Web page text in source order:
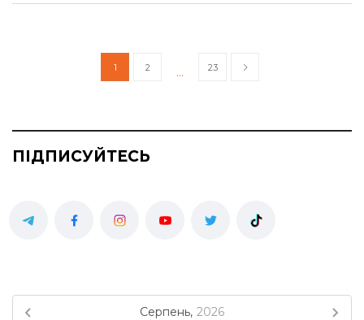
1 2 … 23
ПІДПИСУЙТЕСЬ
Серпень, 2026